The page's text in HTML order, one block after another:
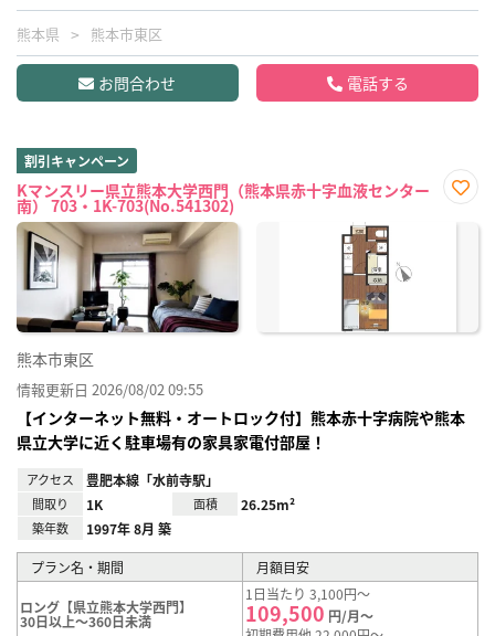
熊本県 熊本市東区
お問合わせ 電話する
割引キャンペーン
Kマンスリー県立熊本大学西門（熊本県赤十字血液センター
南） 703・1K-703(No.541302)
に入
熊本市東区
情報更新日 2026/08/02 09:55
【インターネット無料・オートロック付】熊本赤十字病院や熊本
県立大学に近く駐車場有の家具家電付部屋！
アクセス 豊肥本線「水前寺駅」
間取り 1K 面積 26.25m²
築年数 1997年 8月 築
プラン名・期間 月額目安
ロング【県立熊本大学西門】
30日以上～360日未満
1日当たり 3,100円～
109,500 円/月～